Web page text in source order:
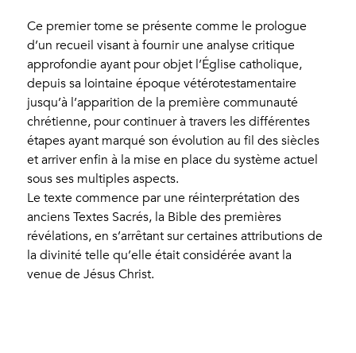
Ce premier tome se présente comme le prologue
d’un recueil visant à fournir une analyse critique
approfondie ayant pour objet l’Église catholique,
depuis sa lointaine époque vétérotestamentaire
jusqu’à l’apparition de la première communauté
chrétienne, pour continuer à travers les différentes
étapes ayant marqué son évolution au fil des siècles
et arriver enfin à la mise en place du système actuel
sous ses multiples aspects.
Le texte commence par une réinterprétation des
anciens Textes Sacrés, la Bible des premières
révélations, en s’arrêtant sur certaines attributions de
la divinité telle qu’elle était considérée avant la
venue de Jésus Christ.